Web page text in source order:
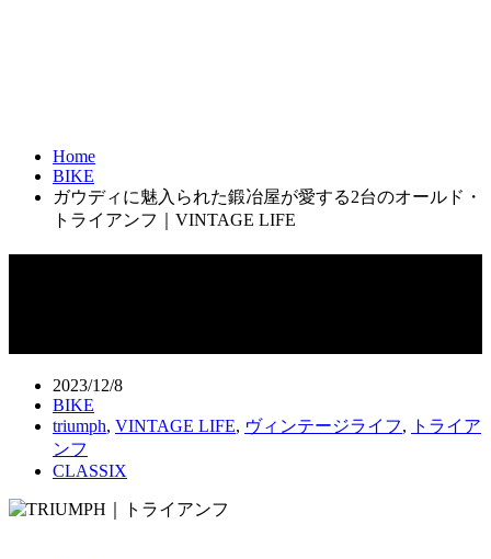
Home
BIKE
ガウディに魅入られた鍛冶屋が愛する2台のオールド・
トライアンフ｜VINTAGE LIFE
2023/12/8
BIKE
triumph, VINTAGE LIFE, ヴィンテージライフ,
トライア
ンフ
CLASSIX